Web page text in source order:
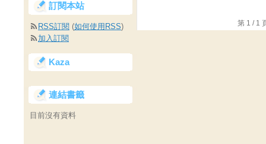
第 1 /
訂閱本站
RSS訂閱 (如何使用RSS)
加入訂閱
Kaza
連結書籤
目前沒有資料